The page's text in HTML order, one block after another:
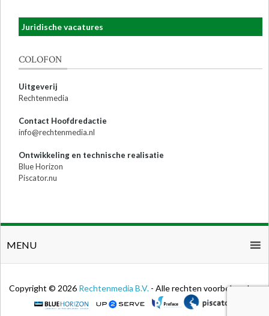
Juridische vacatures
COLOFON
Uitgeverij
Rechtenmedia
Contact Hoofdredactie
info@rechtenmedia.nl
Ontwikkeling en technische realisatie
Blue Horizon
Piscator.nu
MENU
Copyright © 2026 Rechtenmedia B.V. - Alle rechten voorbehouden.